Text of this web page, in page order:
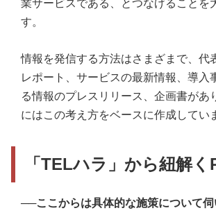
業サービスである、とつなげることを
す。
情報を発信する方法はさまざまで、代
レポート、サービスの最新情報、導入
る情報のプレスリリース、企画書があ
にはこの考え方をベースに作成してい
「TELハラ」から紐解く
──ここからは具体的な施策について伺